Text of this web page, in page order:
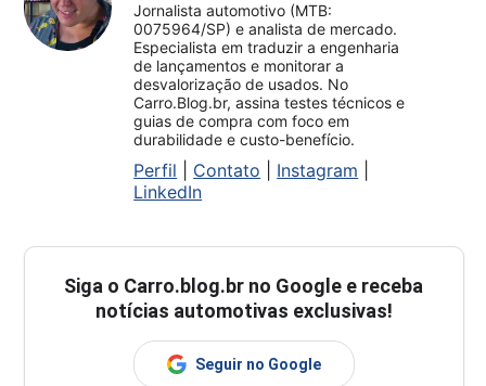
Jornalista automotivo (MTB:
0075964/SP) e analista de mercado.
Especialista em traduzir a engenharia
de lançamentos e monitorar a
desvalorização de usados. No
Carro.Blog.br, assina testes técnicos e
guias de compra com foco em
durabilidade e custo-benefício.
Perfil Contato Instagram
LinkedIn
Siga o Carro.blog.br no Google e receba
notícias automotivas exclusivas!
Seguir no Google